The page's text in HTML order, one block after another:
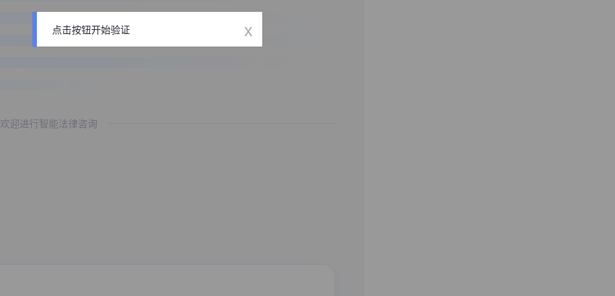
欢迎进行智能法律咨询
点击按钮开始验证 x